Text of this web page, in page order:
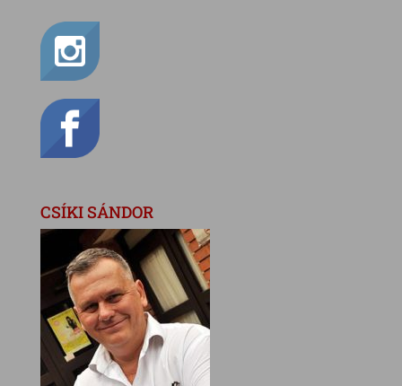
CSÍKI SÁNDOR